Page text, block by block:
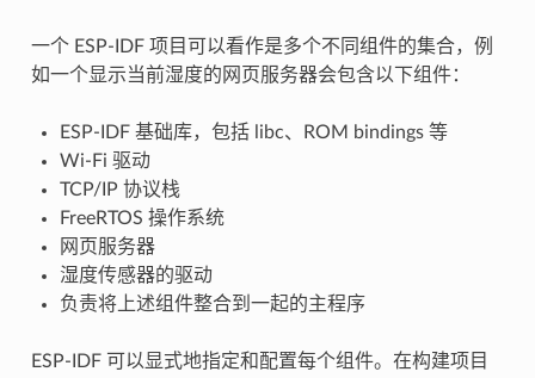
一个 ESP-IDF 项目可以看作是多个不同组件的集合，例
如一个显示当前湿度的网页服务器会包含以下组件：
ESP-IDF 基础库，包括 libc、ROM bindings 等
Wi-Fi 驱动
TCP/IP 协议栈
FreeRTOS 操作系统
网页服务器
湿度传感器的驱动
负责将上述组件整合到一起的主程序
ESP-IDF 可以显式地指定和配置每个组件。在构建项目